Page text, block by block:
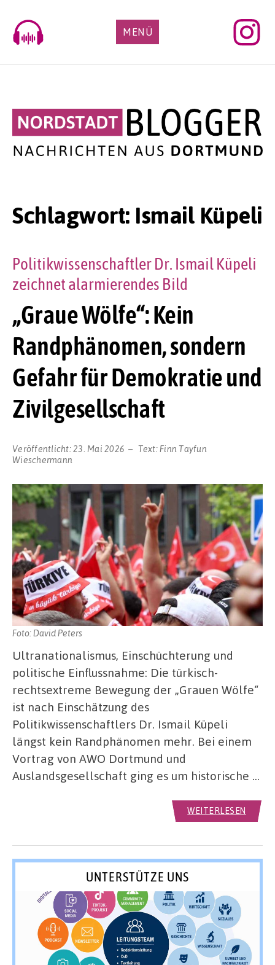
content
MENÜ
Schlagwort: Ismail Küpeli
„Graue Wölfe“: Kein
Randphänomen, sondern
Gefahr für Demokratie und
Zivilgesellschaft
Politikwissenschaftler Dr. Ismail Küpeli
zeichnet alarmierendes Bild
Veröffentlicht:23. Mai 2026 Text:Finn Tayfun
Wieschermann
Foto: David Peters
Ultranationalismus, Einschüchterung und
politische Einflussnahme: Die türkisch-
rechtsextreme Bewegung der „Grauen Wölfe“
ist nach Einschätzung des
Politikwissenschaftlers Dr. Ismail Küpeli
längst kein Randphänomen mehr. Bei einem
Vortrag von AWO Dortmund und
Auslandsgesellschaft ging es um historische …
WEITERLESEN
UNTERSTÜTZE UNS